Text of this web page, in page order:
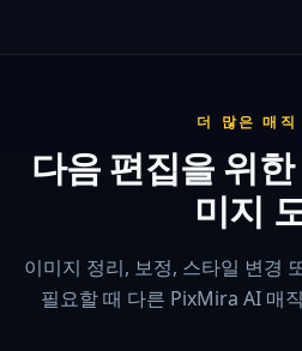
더 많은 매직
다음 편집을 위
미지
이미지 정리, 보정, 스타일 변경
필요할 때 다른 PixMira AI 매